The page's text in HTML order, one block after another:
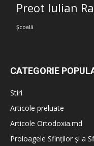
Preot Iulian
Școală
CATEGORIE
Stiri
Articole preluate
Articole Ortodoxia.md
Proloagele Sfinților și a